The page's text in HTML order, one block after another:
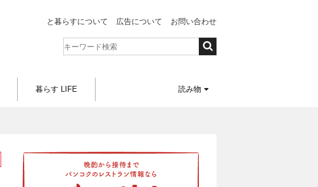
と暮らすについて 広告について お問い合わせ
暮らす LIFE 読み物